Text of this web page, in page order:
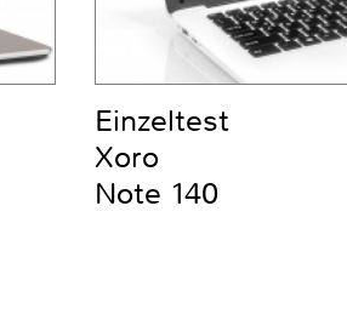
Einzeltest
Xoro
Note 140